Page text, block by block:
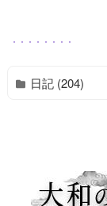
日記 (204)